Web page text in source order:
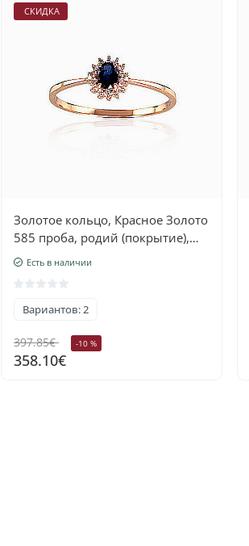
СКИДКА
Золотое кольцо, Красное Золото
585 проба, родий (покрытие),
Бриллианты, Сапфир
Есть в наличии
Вариантов: 2
397.85€ -10 %
358.10€